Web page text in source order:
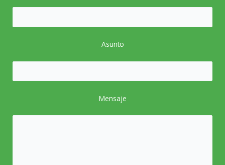
Asunto
Mensaje